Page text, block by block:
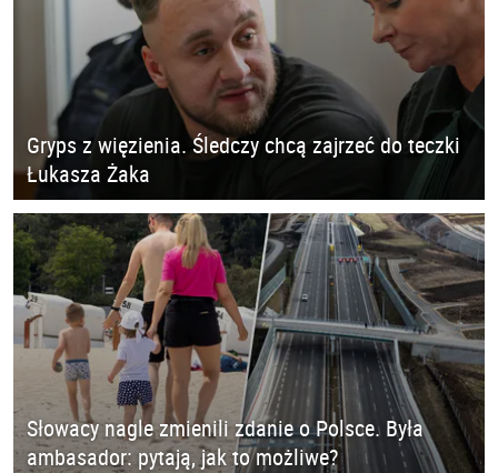
Gryps z więzienia. Śledczy chcą zajrzeć do teczki
Łukasza Żaka
Słowacy nagle zmienili zdanie o Polsce. Była
ambasador: pytają, jak to możliwe?